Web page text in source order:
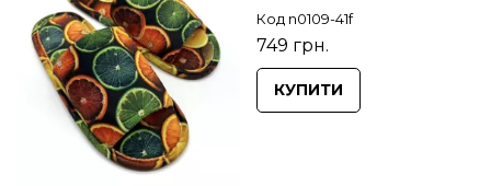
Код n0109-41f
749 грн.
КУПИТИ